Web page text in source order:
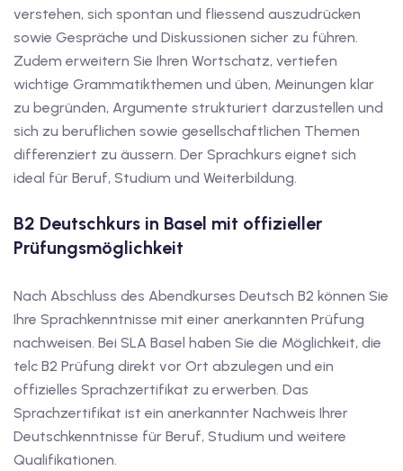
Deutschkurse mit
mit Gutschein
mit Gutschein B1
Deutschkurse mit
mit Gutschein
verstehen, sich spontan und fliessend auszudrücken
sowie Gespräche und Diskussionen sicher zu führen.
Zudem erweitern Sie Ihren Wortschatz, vertiefen
wichtige Grammatikthemen und üben, Meinungen klar
zu begründen, Argumente strukturiert darzustellen und
sich zu beruflichen sowie gesellschaftlichen Themen
differenziert zu äussern. Der Sprachkurs eignet sich
ideal für Beruf, Studium und Weiterbildung.
B2 Deutschkurs in Basel mit offizieller
Prüfungsmöglichkeit
Nach Abschluss des Abendkurses Deutsch B2 können Sie
Ihre Sprachkenntnisse mit einer anerkannten Prüfung
nachweisen. Bei SLA Basel haben Sie die Möglichkeit, die
telc B2 Prüfung direkt vor Ort abzulegen und ein
offizielles Sprachzertifikat zu erwerben. Das
Sprachzertifikat ist ein anerkannter Nachweis Ihrer
Deutschkenntnisse für Beruf, Studium und weitere
Qualifikationen.